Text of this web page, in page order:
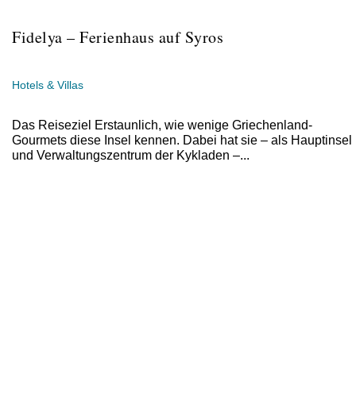
Fidelya – Ferienhaus auf Syros
Hotels & Villas
Das Reiseziel Erstaunlich, wie wenige Griechenland-
Gourmets diese Insel kennen. Dabei hat sie – als Hauptinsel
und Verwaltungszentrum der Kykladen –...